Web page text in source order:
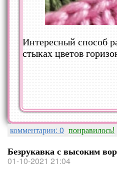
Интересный способ
стыках цветов
комментарии: 0 понравилось!
Безрукавка с высоким
01-10-2021 21:04